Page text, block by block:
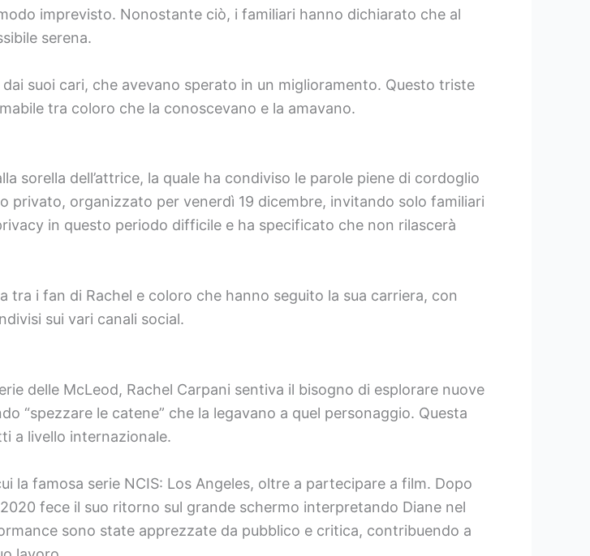
imprevisto. Nonostante ciò, i familiari hanno dichiarato che al
serena.
suoi cari, che avevano sperato in un miglioramento. Questo triste
tra coloro che la conoscevano e la amavano.
sorella dell’attrice, la quale ha condiviso le parole piene di cordoglio
privato, organizzato per venerdì 19 dicembre, invitando solo familiari
in questo periodo difficile e ha specificato che non rilascerà
i fan di Rachel e coloro che hanno seguito la sua carriera, con
sui vari canali social.
delle McLeod, Rachel Carpani sentiva il bisogno di esplorare nuove
“spezzare le catene” che la legavano a quel personaggio. Questa
a livello internazionale.
la famosa serie NCIS: Los Angeles, oltre a partecipare a film. Dopo
fece il suo ritorno sul grande schermo interpretando Diane nel
sono state apprezzate da pubblico e critica, contribuendo a